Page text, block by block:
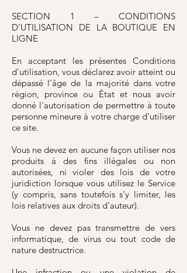
SECTION 1 – CONDITIONS
D'UTILISATION DE LA BOUTIQUE EN
LIGNE
En acceptant les présentes Conditions
d'utilisation, vous déclarez avoir atteint ou
dépassé l'âge de la majorité dans votre
région, province ou État et nous avoir
donné l'autorisation de permettre à toute
personne mineure à votre charge d'utiliser
ce site.
Vous ne devez en aucune façon utiliser nos
produits à des fins illégales ou non
autorisées, ni violer des lois de votre
juridiction lorsque vous utilisez le Service
(y compris, sans toutefois s'y limiter, les
lois relatives aux droits d'auteur).
Vous ne devez pas transmettre de vers
informatique, de virus ou tout code de
nature destructrice.